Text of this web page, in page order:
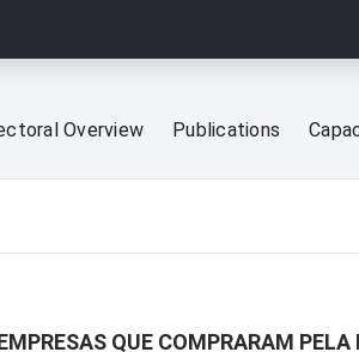
Overview Publications
QUE COMPRARAM